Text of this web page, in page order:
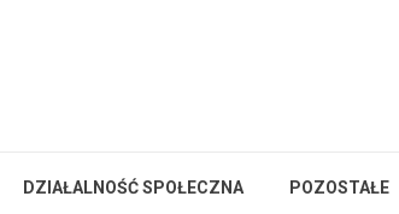
DZIAŁALNOŚĆ SPOŁECZNA POZOSTAŁE